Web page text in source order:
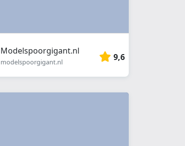
Modelspoorgigant.nl
modelspoorgigant.nl 9,6